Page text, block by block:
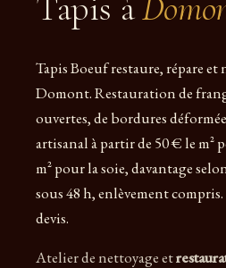
Tapis Boeuf restaure, répare et
Domont. Restauration de
ouvertes, de bordures
artisanal à partir de 50 € le m²
m² pour la soie, davantage
sous 48 h, enlèvement
devis.
Atelier de nettoyage et